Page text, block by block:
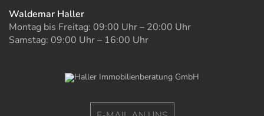
Waldemar Haller
Montag bis Freitag: 09:00 Uhr – 20:00 Uhr
Samstag: 09:00 Uhr – 16:00 Uhr